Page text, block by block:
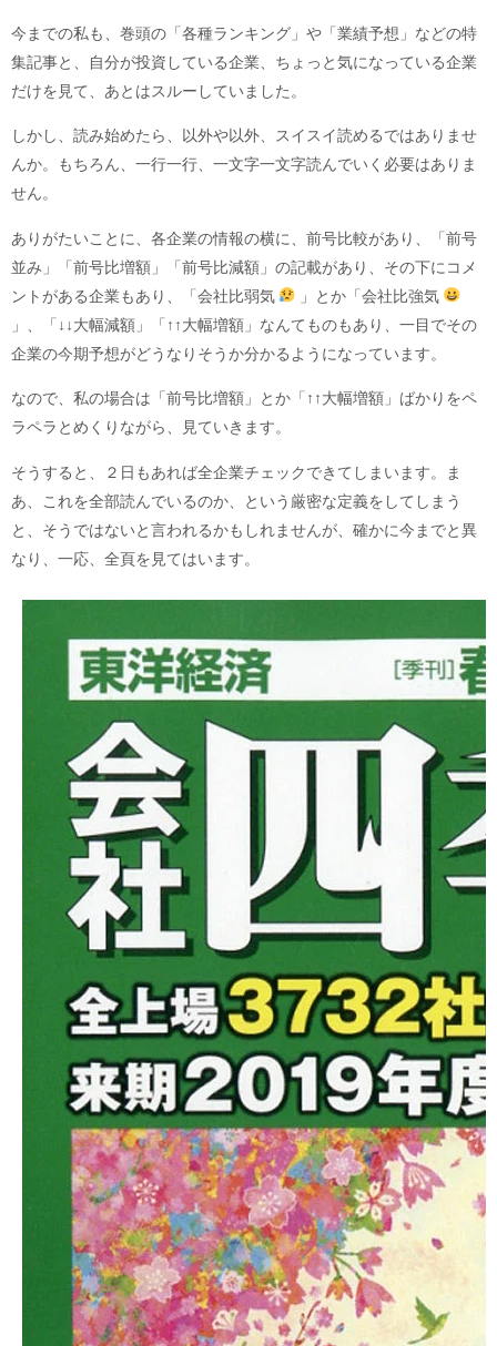
今までの私も、巻頭の「各種ランキング」や「業績予想」などの特
集記事と、自分が投資している企業、ちょっと気になっている企業
だけを見て、あとはスルーしていました。
しかし、読み始めたら、以外や以外、スイスイ読めるではありませ
んか。もちろん、一行一行、一文字一文字読んでいく必要はありま
せん。
ありがたいことに、各企業の情報の横に、前号比較があり、「前号
並み」「前号比増額」「前号比減額」の記載があり、その下にコメ
ントがある企業もあり、「会社比弱気
」とか「会社比強気
」、「↓↓大幅減額」「↑↑大幅増額」なんてものもあり、一目でその
企業の今期予想がどうなりそうか分かるようになっています。
なので、私の場合は「前号比増額」とか「↑↑大幅増額」ばかりをペ
ラペラとめくりながら、見ていきます。
そうすると、２日もあれば全企業チェックできてしまいます。ま
あ、これを全部読んでいるのか、という厳密な定義をしてしまう
と、そうではないと言われるかもしれませんが、確かに今までと異
なり、一応、全頁を見てはいます。